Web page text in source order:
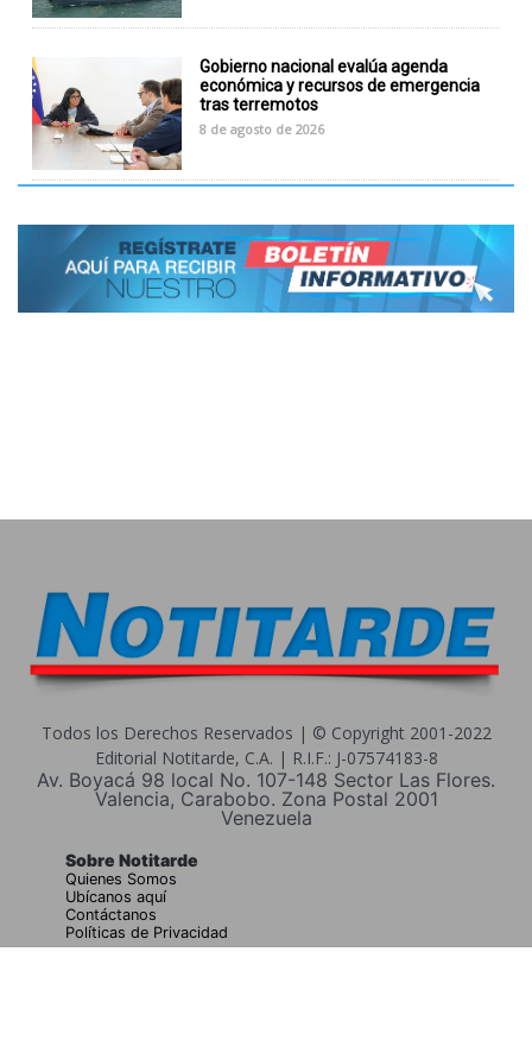
Gobierno nacional evalúa agenda
económica y recursos de emergencia
tras terremotos
8 de agosto de 2026
Todos los Derechos Reservados | © Copyright 2001-2022
Editorial Notitarde, C.A. | R.I.F.: J-07574183-8
Av. Boyacá 98 local No. 107-148 Sector Las Flores.
Valencia, Carabobo. Zona Postal 2001
Venezuela
Sobre Notitarde
Quienes Somos
Ubícanos aquí
Contáctanos
Políticas de Privacidad